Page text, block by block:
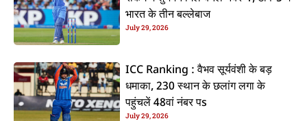
भारत के तीन बल्लेबाज
July 29, 2026
ICC Ranking : वैभव सूर्यवंशी के बड़
धमाका, 230 स्थान के छलांग लगा के
पहुंचलें 48वां नंबर पs
July 29, 2026